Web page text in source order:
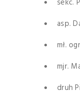
sekc.
asp.
mł.
mjr.
druh